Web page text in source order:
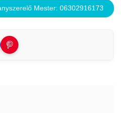
Mester: 06302916173